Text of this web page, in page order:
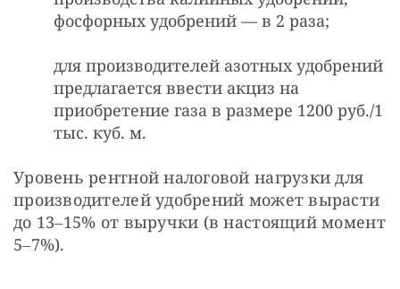
фосфорных удобрений — в 2 раза;
для производителей азотных удобрений
предлагается ввести акциз на
приобретение газа в размере 1200 руб./1
тыс. куб. м.
Уровень рентной налоговой нагрузки для
производителей удобрений может вырасти
до 13‒15% от выручки (в настоящий момент
5‒7%).